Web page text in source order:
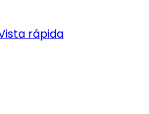
rápida